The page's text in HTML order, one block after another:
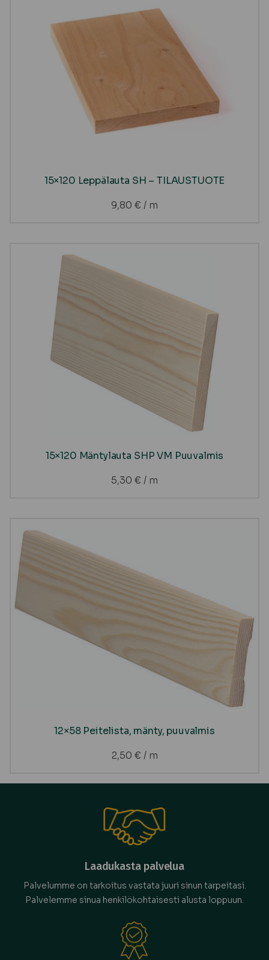
15×120 Leppälauta SH – TILAUSTUOTE
9,80 € / m
15×120 Mäntylauta SHP VM Puuvalmis
5,30 € / m
12×58 Peitelista, mänty, puuvalmis
2,50 € / m
Laadukasta palvelua
Palvelumme on tarkoitus vastata juuri sinun tarpeitasi.
Palvelemme sinua henkilökohtaisesti alusta loppuun.